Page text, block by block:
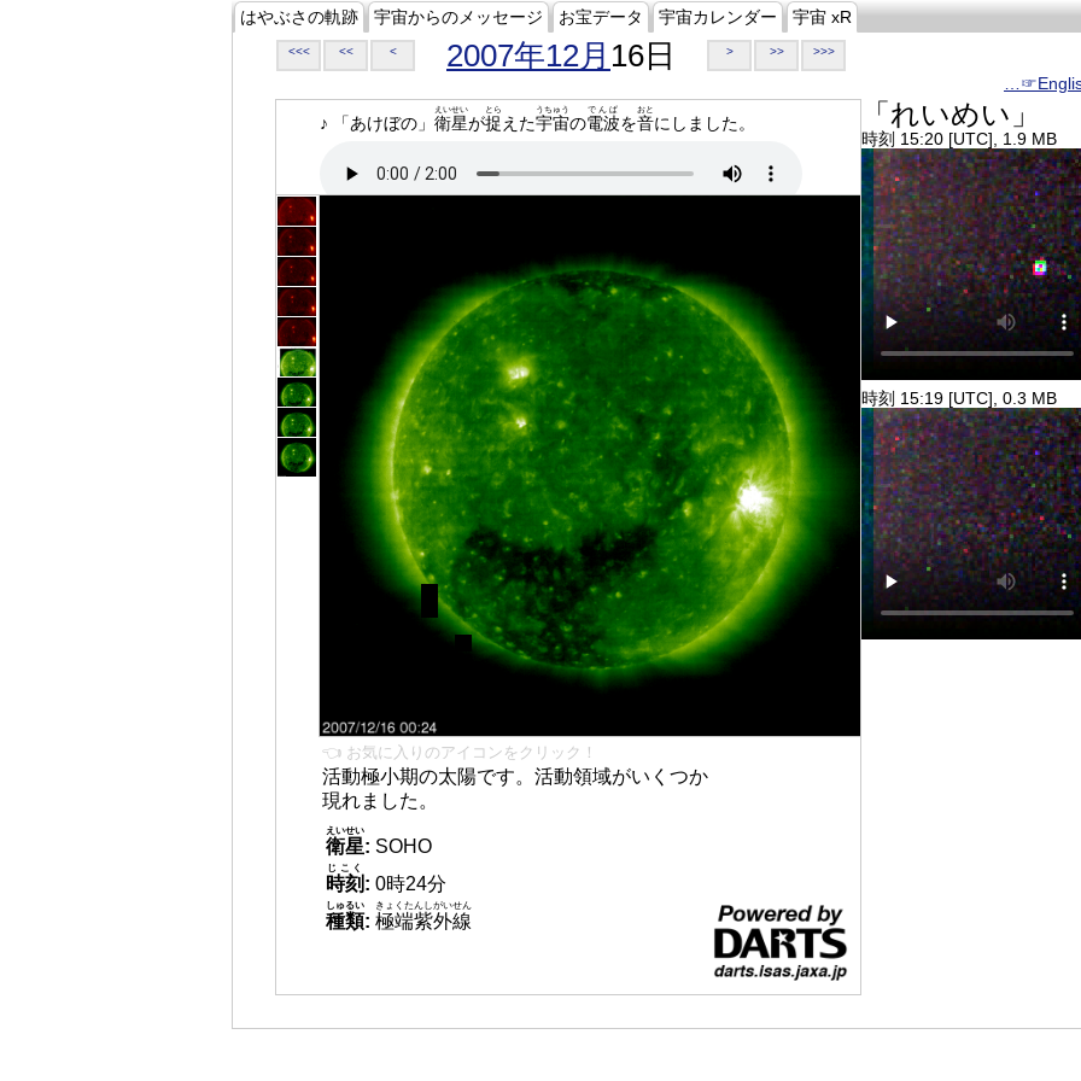
はやぶさの軌跡 宇宙からのメッセージ お宝データ 宇宙カレンダー 宇宙 xR
<<< << < 2007年12月 16日 > >> >>>
♪ 「あけぼの」 衛星
えいせい
が捉
とら
えた宇宙
うちゅう
の電波
でんぱ
を音
おと
にしました。
👈 お気に入りのアイコンをクリック！
活動極小期の太陽です。活動領域がいくつか
現れました。
衛星
えいせい
: SOHO
時刻
じこく
: 0時24分
種類
しゅるい
: 極端紫外線
きょくたんしがいせん
「れいめい」
時刻 15:20 [UTC], 1.9 MB
時刻 15:19 [UTC], 0.3 MB